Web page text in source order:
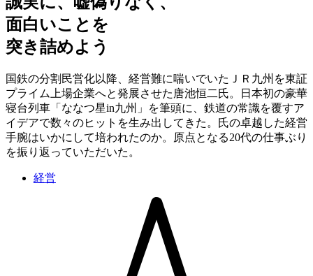
面白いことを
突き詰めよう
国鉄の分割民営化以降、経営難に喘いでいたＪＲ九州を東証
プライム上場企業へと発展させた唐池恒二氏。日本初の豪華
寝台列車「ななつ星in九州」を筆頭に、鉄道の常識を覆すア
イデアで数々のヒットを生み出してきた。氏の卓越した経営
手腕はいかにして培われたのか。原点となる20代の仕事ぶり
を振り返っていただいた。
経営